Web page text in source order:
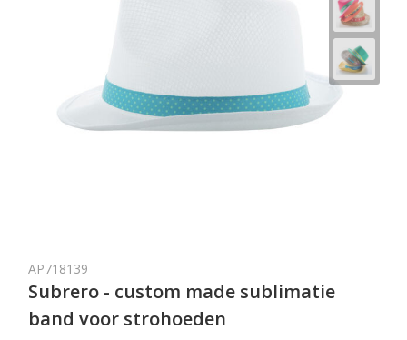
AP718139
Subrero - custom made sublimatie
band voor strohoeden